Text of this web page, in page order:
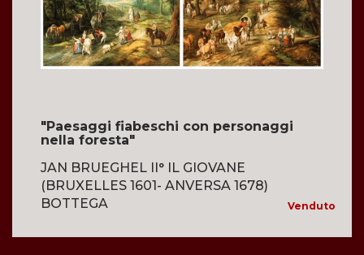
"Paesaggi fiabeschi con personaggi
nella foresta"
JAN BRUEGHEL II° IL GIOVANE
(BRUXELLES 1601- ANVERSA 1678)
BOTTEGA
Venduto